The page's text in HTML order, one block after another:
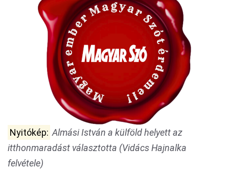
Nyitókép: Almási István a külföld helyett az
itthonmaradást választotta (Vidács Hajnalka
felvétele)